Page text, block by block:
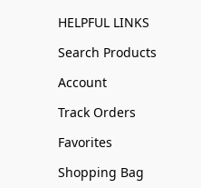
HELPFUL LINKS
Search Products
Account
Track Orders
Favorites
Shopping Bag